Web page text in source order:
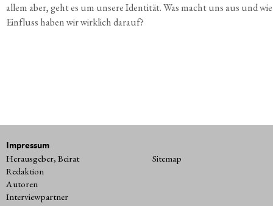
allem aber, geht es um unse­re Iden­ti­tät. Was macht uns aus und
Ein­fluss haben wir wirk­lich darauf?
Impressum
Herausgeber, Beirat
Redaktion
Autoren
Interviewpartner
Sitemap